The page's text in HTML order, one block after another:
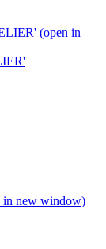
(open in
in new window)